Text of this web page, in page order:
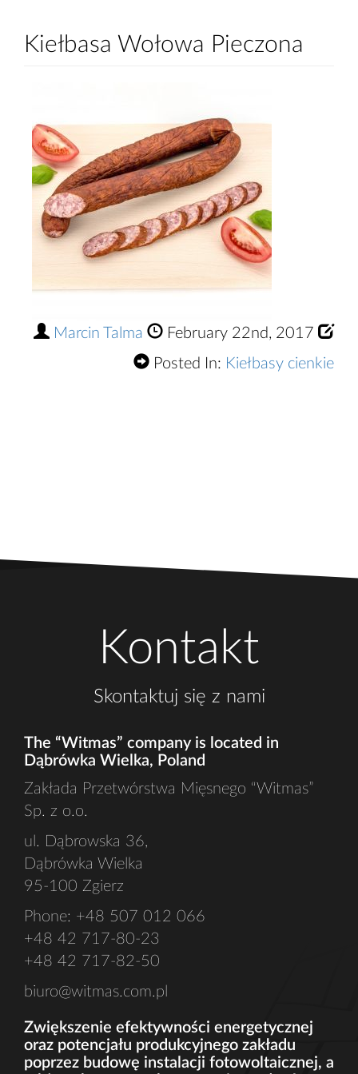
Kiełbasa Wołowa Pieczona
Marcin Talma
February 22nd, 2017
Posted In: Kiełbasy cienkie
Kontakt
Skontaktuj się z nami
The “Witmas” company is located in
Dąbrówka Wielka, Poland
Zakłada Przetwórstwa Mięsnego “Witmas”
Sp. z o.o.
ul. Dąbrowska 36,
Dąbrówka Wielka
95-100 Zgierz
Phone: +48 507 012 066
+48 42 717-80-23
+48 42 717-82-50
biuro@witmas.com.pl
Zwiększenie efektywności energetycznej
oraz potencjału produkcyjnego zakładu
poprzez budowę instalacji fotowoltaicznej, a